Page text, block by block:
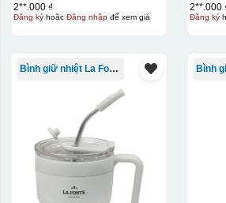
Chén sau khi được dán
2**.000 ₫
Đăng kýhoặc Đăng nhậpđể xem giá
2**.000
Đăng ký
Bình giữ nhiệt La Fonte